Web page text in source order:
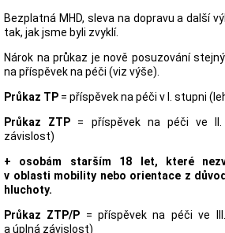
Bezplatná MHD, sleva na dopravu a další
tak, jak jsme byli zvyklí.
Nárok na průkaz je nově posuzování
na příspěvek na péči (viz výše).
Průkaz TP = příspěvek na péči v I. stupni
Průkaz ZTP = příspěvek na péči ve
závislost)
+ osobám starším 18 let, které
v oblasti mobility nebo orientace z
hluchoty.
Průkaz ZTP/P = příspěvek na péči ve
a úplná závislost)